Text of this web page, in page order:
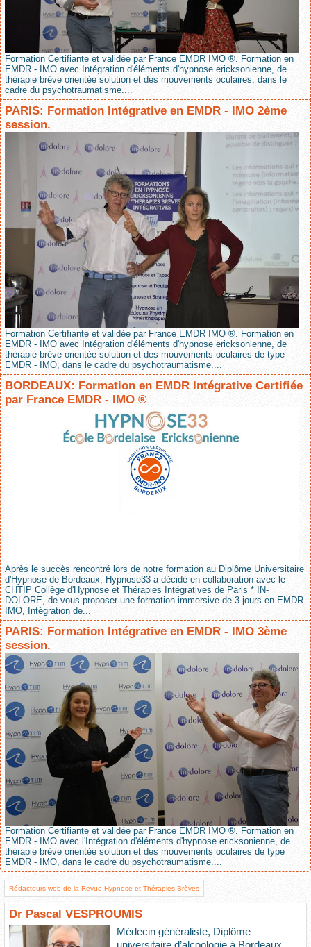
Formation Certifiante et validée par France EMDR IMO ®. Formation en
EMDR - IMO avec Intégration d'éléments d'hypnose ericksonienne, de
thérapie brève orientée solution et des mouvements oculaires, dans le
cadre du psychotraumatisme....
PARIS: Formation Intégrative en EMDR - IMO 2ème
session.
Formation Certifiante et validée par France EMDR IMO ®. Formation en
EMDR - IMO avec Intégration d'éléments d'hypnose ericksonienne, de
thérapie brève orientée solution et des mouvements oculaires de type
EMDR - IMO, dans le cadre du psychotraumatisme....
BORDEAUX: Formation en EMDR Intégrative Certifiée
par France EMDR - IMO ®
Après le succès rencontré lors de notre formation au Diplôme Universitaire
d'Hypnose de Bordeaux, Hypnose33 a décidé en collaboration avec le
CHTIP Collège d'Hypnose et Thérapies Intégratives de Paris * IN-
DOLORE, de vous proposer une formation immersive de 3 jours en EMDR-
IMO, Intégration de...
PARIS: Formation Intégrative en EMDR - IMO 3ème
session.
Formation Certifiante et validée par France EMDR IMO ®. Formation en
EMDR - IMO avec l'Intégration d'éléments d'hypnose ericksonienne, de
thérapie brève orientée solution et des mouvements oculaires de type
EMDR - IMO, dans le cadre du psychotraumatisme....
Rédacteurs web de la Revue Hypnose et Thérapies Brèves
Dr Pascal VESPROUMIS
Médecin généraliste, Diplôme